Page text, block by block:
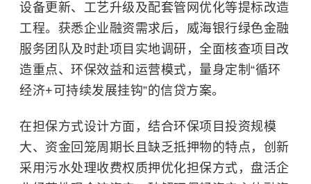
设备更新、工艺升级及配套管网优化等提标改造
工程。获悉企业融资需求后，威海银行绿色金融
服务团队及时赴项目实地调研，全面核查项目改
造重点、环保效益和运营模式，量身定制“循环
经济+可持续发展挂钩”的信贷方案。
在担保方式设计方面，结合环保项目投资规模
大、资金回笼周期长且缺乏抵押物的特点，创新
采用污水处理收费权质押优化担保方式，盘活企